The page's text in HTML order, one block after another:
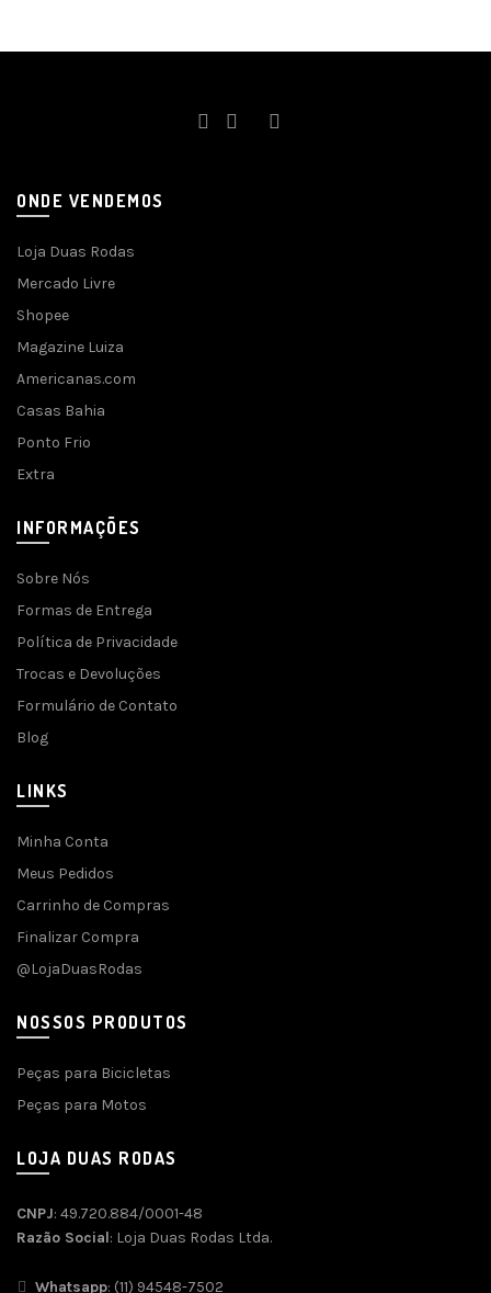
ONDE VENDEMOS
Loja Duas Rodas
Mercado Livre
Shopee
Magazine Luiza
Americanas.com
Casas Bahia
Ponto Frio
Extra
INFORMAÇÕES
Sobre Nós
Formas de Entrega
Política de Privacidade
Trocas e Devoluções
Formulário de Contato
Blog
LINKS
Minha Conta
Meus Pedidos
Carrinho de Compras
Finalizar Compra
@LojaDuasRodas
NOSSOS PRODUTOS
Peças para Bicicletas
Peças para Motos
LOJA DUAS RODAS
CNPJ: 49.720.884/0001-48
Razão Social: Loja Duas Rodas Ltda.
Whatsapp: (11) 94548-7502